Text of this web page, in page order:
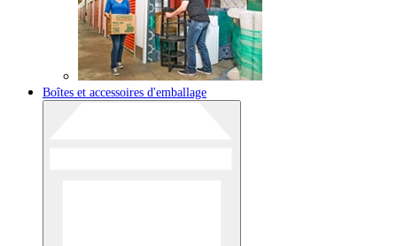
Boîtes et accessoires d'emballage